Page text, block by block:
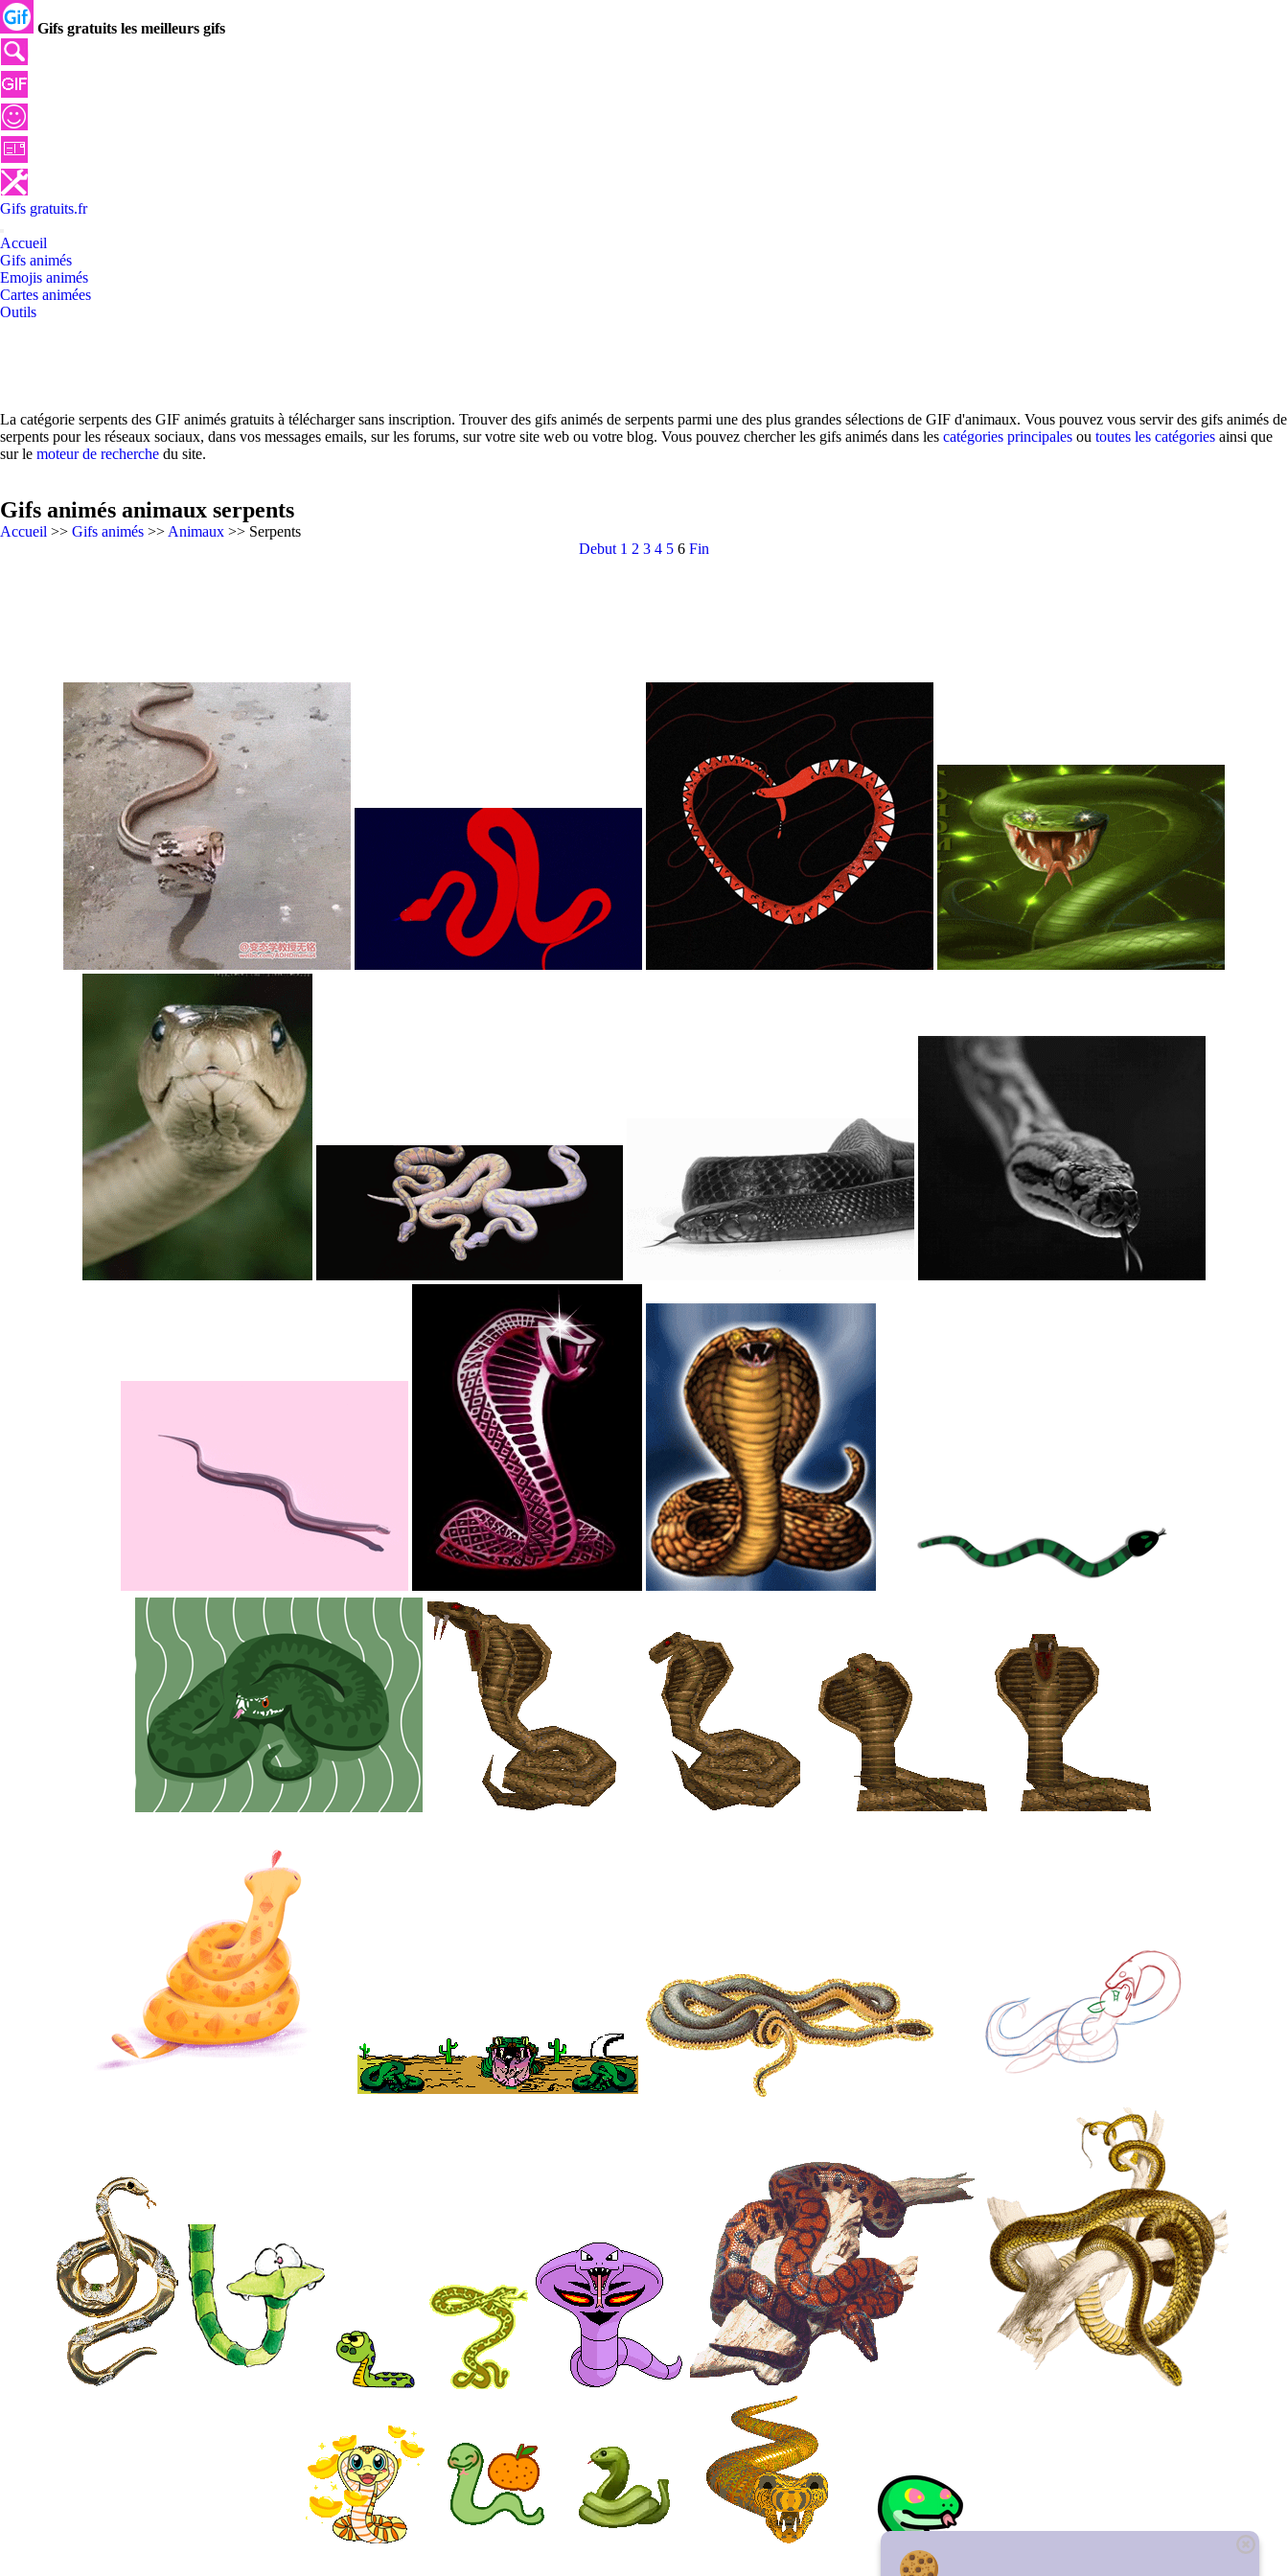
Gifs gratuits les meilleurs gifs
Gifs gratuits.fr
Accueil
Gifs animés
Emojis animés
Cartes animées
Outils
La catégorie serpents des GIF animés gratuits à télécharger sans inscription. Trouver des gifs animés de serpents parmi une des plus grandes sélections de GIF d'animaux. Vous pouvez vous servir des gifs animés de
serpents pour les réseaux sociaux, dans vos messages emails, sur les forums, sur votre site web ou votre blog. Vous pouvez chercher les gifs animés dans les catégories principales ou toutes les catégories ainsi que
sur le moteur de recherche du site.
Gifs animés animaux serpents
Accueil >> Gifs animés >> Animaux >> Serpents
Debut 1 2 3 4 5 6 Fin